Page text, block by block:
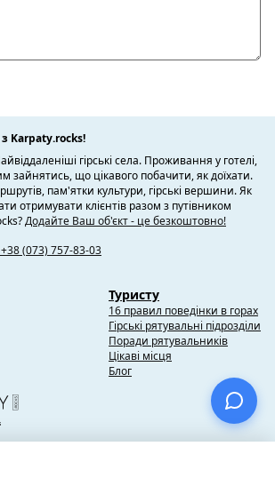
Karpaty.rocks!
гірські села. Проживання у готелі,
зайнятись, що цікавого побачити, як доїхати.
пам'ятки культури, гірські вершини. Як
отримувати клієнтів разом з путівником
Додайте Ваш об'єкт - це безкоштовно!
(073) 757-83-03
Туристу
16 правил поведінки в горах
Гірські рятувальні підрозділи
Поради рятувальників
Цікаві місця
Блог